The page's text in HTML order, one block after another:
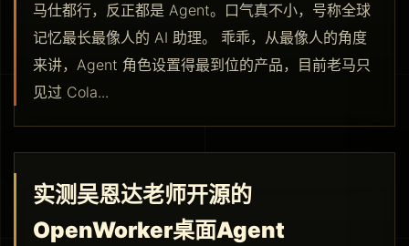
马仕都行，反正都是 Agent。口气真不小，号称全球
记忆最长最像人的 AI 助理。 乖乖，从最像人的角度
来讲，Agent 角色设置得最到位的产品，目前老马只
见过 Cola...
实测吴恩达老师开源的
OpenWorker桌面Agent